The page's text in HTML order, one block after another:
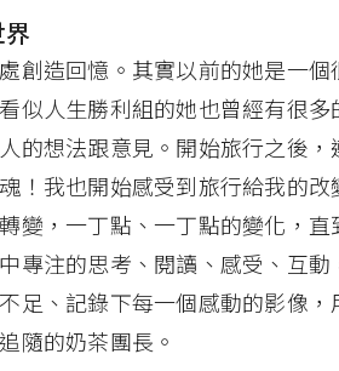
創造回憶。其實以前的她是一
似人生勝利組的她也曾經有很
的想法跟意見。開始旅行之後
！我也開始感受到旅行給我的
變，一丁點、一丁點的變化，
專注的思考、閱讀、感受、互
足、記錄下每一個感動的影像，
隨的奶茶團長。